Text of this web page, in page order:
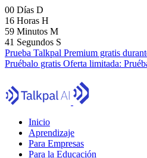
00 Días D
16 Horas H
59 Minutos M
39 Segundos S
Prueba Talkpal Premium gratis
Pruébalo gratis Oferta limitada:
Inicio
Aprendizaje
Para Empresas
Para la Educación